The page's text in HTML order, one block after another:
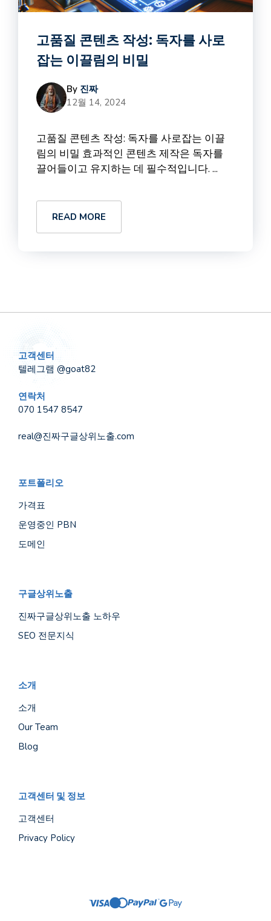
고품질 콘텐츠 작성: 독자를 사로
잡는 이끌림의 비밀
By 진짜
12월 14, 2024
고품질 콘텐츠 작성: 독자를 사로잡는 이끌
림의 비밀 효과적인 콘텐츠 제작은 독자를
끌어들이고 유지하는 데 필수적입니다. ...
READ MORE
고객센터
텔레그램 @goat82
연락처
070 1547 8547
real@진짜구글상위노출.com
포트폴리오
가격표
운영중인 PBN
도메인
구글상위노출
진짜구글상위노출 노하우
SEO 전문지식
소개
소개
Our Team
Blog
고객센터 및 정보
고객센터
Privacy Policy